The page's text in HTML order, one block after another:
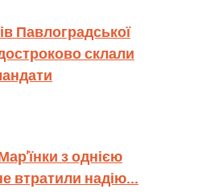
Павлоградської
склали
з однією
втратили надію...